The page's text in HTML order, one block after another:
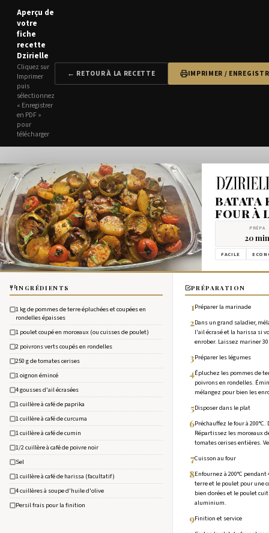
Aperçu de
votre
fiche
recette
Dzirielle
Cliquez sur
Imprimer
puis
sélectionnez
« Enregistrer
en PDF »
pour
télécharger
← RETOUR À LA RECETTE IMPRIMER /
BATATA
FOUR À
PRÉPA
20
FACILE
INGRÉDIENTS
1 kg de pommes de terre épluchées et coupées en
rondelles épaisses
1 poulet coupé en morceaux (ou cuisses de poulet)
2 poivrons verts coupés en rondelles
250 g de tomates cerises
1 oignon émincé
4 gousses d'ail écrasées
1 cuillère à café de paprika
1 cuillère à café de curcuma
1 cuillère à café de cumin
1/2 cuillère à café de poivre noir
Sel
1 cuillère à café de harissa (facultatif)
4 cuillères à soupe d'huile d'olive
Persil frais pour la finition
PRÉPARATION
1Préparer la marinade
2Dans un grand saladier,
l'ail écrasé et la harissa si
enrober. Laissez mariner
3Préparer les légumes
4Épluchez les pommes de
poivrons en rondelles.
mélangez pour bien les
5Disposer dans le plat
6Préchauffez le four à
Répartissez les morceaux
tomates cerises entières.
7Cuisson au four
8Enfournez à 200°C
terre et le poulet pour une
bien dorées et le poulet
aluminium.
9Finition et service